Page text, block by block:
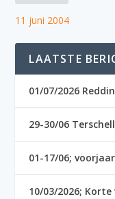
11 juni 2004
LAATSTE
01/07/2026
29-30/06
01-17/06;
10/03/2026;